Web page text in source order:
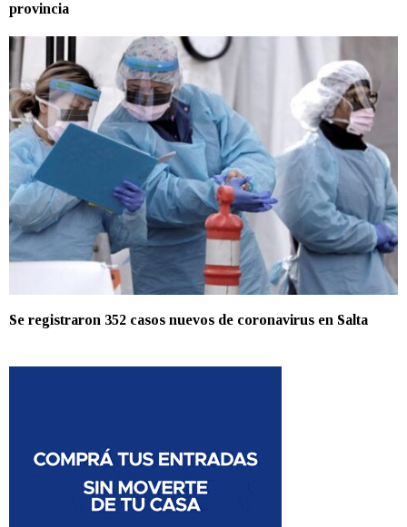
provincia
Se registraron 352 casos nuevos de coronavirus en Salta